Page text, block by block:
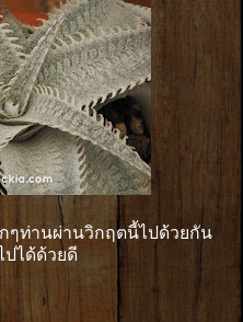
ๆท่านผ่านวิกฤตนี้ไปด้วยกัน
ปได้ด้วยดี